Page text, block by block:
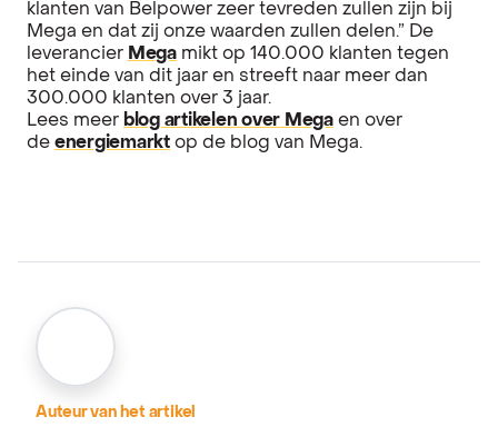
klanten van Belpower zeer tevreden zullen zijn bij
Mega en dat zij onze waarden zullen delen.” De
leverancier Megamikt op 140.000 klanten tegen
het einde van dit jaar en streeft naar meer dan
300.000 klanten over 3 jaar.
Lees meer blog artikelen over Megaen over
de energiemarktop de blog van Mega.
Auteur van het artikel